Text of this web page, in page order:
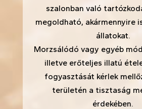
szalonban való
megoldható, akármennyire
állatokat.
Morzsálódó vagy egyéb
illetve erőteljes illatú
fogyasztását kérlek
területén a tisztaság
érdekében.